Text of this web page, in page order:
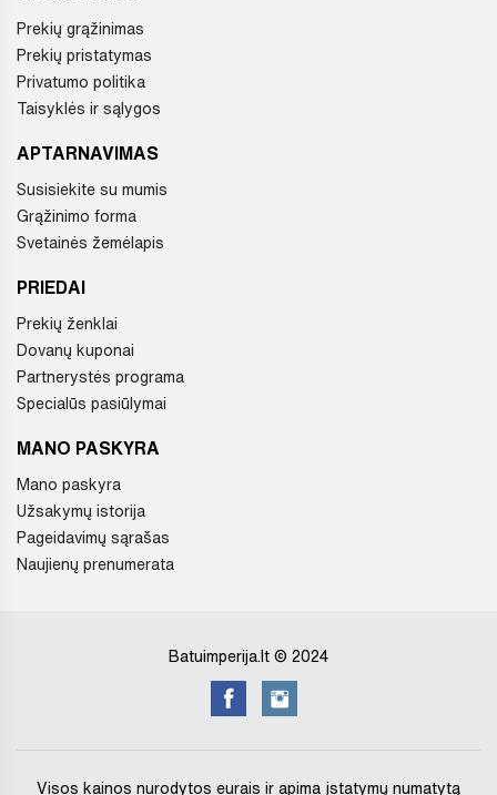
Prekių grąžinimas
Prekių pristatymas
Privatumo politika
Taisyklės ir sąlygos
APTARNAVIMAS
Susisiekite su mumis
Grąžinimo forma
Svetainės žemėlapis
PRIEDAI
Prekių ženklai
Dovanų kuponai
Partnerystės programa
Specialūs pasiūlymai
MANO PASKYRA
Mano paskyra
Užsakymų istorija
Pageidavimų sąrašas
Naujienų prenumerata
Batuimperija.lt © 2024
Visos kainos nurodytos eurais ir apima įstatymų numatytą